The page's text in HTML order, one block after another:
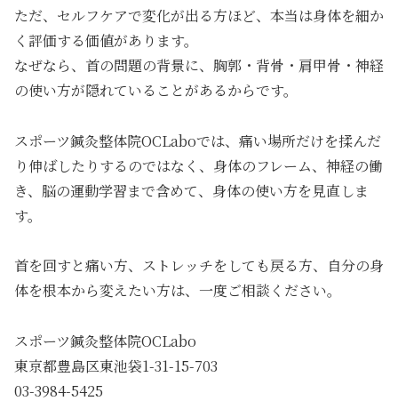
ただ、セルフケアで変化が出る方ほど、本当は身体を細か
く評価する価値があります。
なぜなら、首の問題の背景に、胸郭・背骨・肩甲骨・神経
の使い方が隠れていることがあるからです。
スポーツ鍼灸整体院OCLaboでは、痛い場所だけを揉んだ
り伸ばしたりするのではなく、身体のフレーム、神経の働
き、脳の運動学習まで含めて、身体の使い方を見直しま
す。
首を回すと痛い方、ストレッチをしても戻る方、自分の身
体を根本から変えたい方は、一度ご相談ください。
スポーツ鍼灸整体院OCLabo
東京都豊島区東池袋1-31-15-703
03-3984-5425